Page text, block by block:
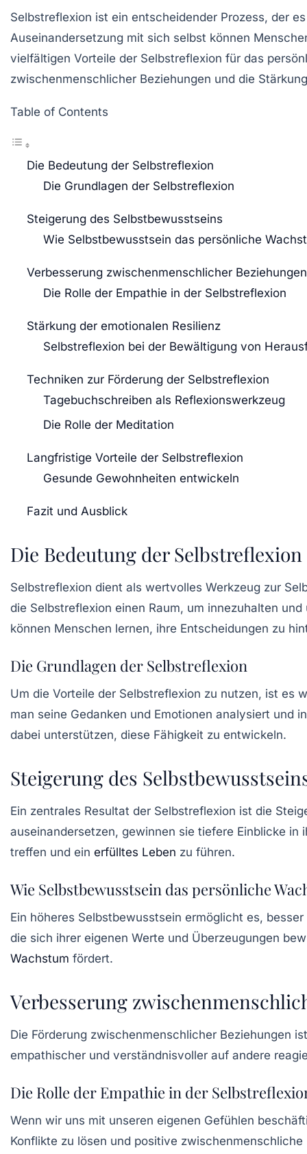
Selbstreflexion ist ein entscheidender Prozess, der
Auseinandersetzung mit sich selbst können
vielfältigen Vorteile der Selbstreflexion für das
zwischenmenschlicher Beziehungen und die
Table of Contents
Die Bedeutung der Selbstreflexion
Die Grundlagen der Selbstreflexion
Steigerung des Selbstbewusstseins
Wie Selbstbewusstsein das persönliche
Verbesserung zwischenmenschlicher Beziehungen
Die Rolle der Empathie in der Selbstreflexion
Stärkung der emotionalen Resilienz
Selbstreflexion bei der Bewältigung von
Techniken zur Förderung der Selbstreflexion
Tagebuchschreiben als Reflexionswerkzeug
Die Rolle der Meditation
Langfristige Vorteile der Selbstreflexion
Gesunde Gewohnheiten entwickeln
Fazit und Ausblick
Die Bedeutung der Selbstreflexion
Selbstreflexion dient als wertvolles Werkzeug zur
die Selbstreflexion einen Raum, um innezuhalten
können Menschen lernen, ihre Entscheidungen zu
Die Grundlagen der Selbstreflexion
Um die Vorteile der Selbstreflexion zu nutzen, ist es
man seine Gedanken und Emotionen analysiert und
dabei unterstützen, diese Fähigkeit zu entwickeln.
Steigerung des
Ein zentrales Resultat der Selbstreflexion ist die
auseinandersetzen, gewinnen sie tiefere Einblicke
treffen und ein erfülltes Leben zu führen.
Wie Selbstbewusstsein das persönliche
Ein höheres Selbstbewusstsein ermöglicht es,
die sich ihrer eigenen Werte und Überzeugungen
Wachstum fördert.
Verbesserung
Die Förderung zwischenmenschlicher Beziehungen
empathischer und verständnisvoller auf andere
Die Rolle der Empathie in der
Wenn wir uns mit unseren eigenen Gefühlen
Konflikte zu lösen und positive